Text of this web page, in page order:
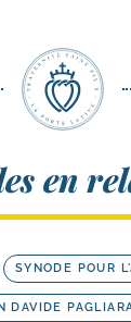
en
SYNODE POUR
DAVIDE